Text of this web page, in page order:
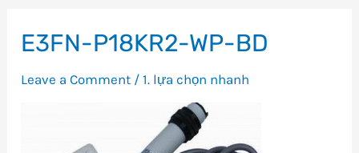
E3FN-P18KR2-WP-BD
Leave a Comment /1. lựa chọn nhanh